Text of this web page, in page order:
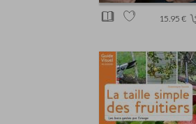
15.95 €